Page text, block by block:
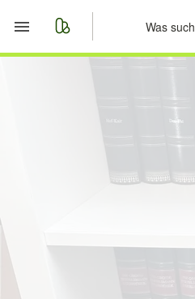
Anzeige aufgeben